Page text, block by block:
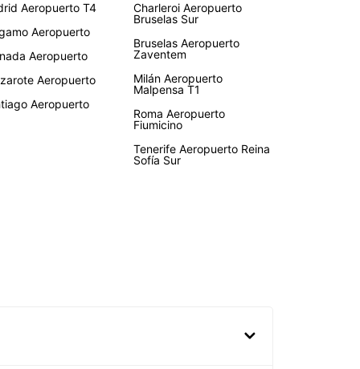
Aeropuerto T4
Aeropuerto
Aeropuerto
Aeropuerto
Aeropuerto
Charleroi Aeropuerto
Bruselas Sur
Bruselas Aeropuerto
Zaventem
Milán Aeropuerto
Malpensa T1
Roma Aeropuerto
Fiumicino
Tenerife Aeropuerto Reina
Sofía Sur